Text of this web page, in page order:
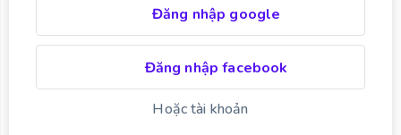
Đăng nhập google
Đăng nhập facebook
Hoặc tài khoản